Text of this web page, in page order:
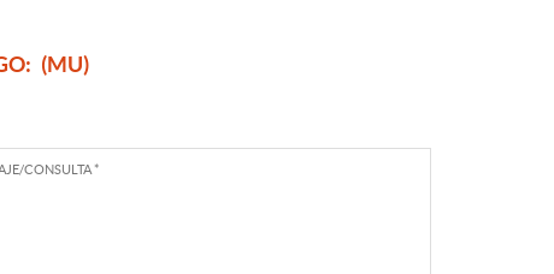
(MU)